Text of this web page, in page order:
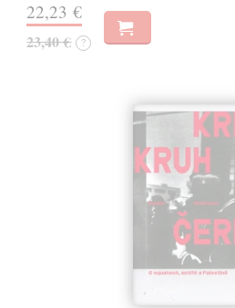
22,23 €
23,40 € ?